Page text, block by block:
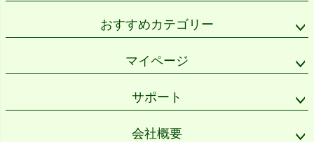
おすすめカテゴリー
マイページ
サポート
会社概要